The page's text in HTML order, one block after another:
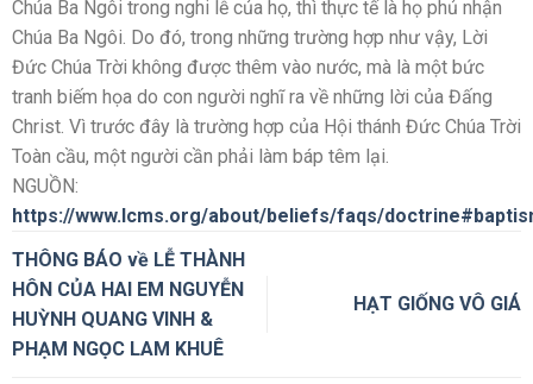
Chúa Ba Ngôi trong nghi lễ của họ, thì thực tế là họ phủ nhận
Chúa Ba Ngôi. Do đó, trong những trường hợp như vậy, Lời
Đức Chúa Trời không được thêm vào nước, mà là một bức
tranh biếm họa do con người nghĩ ra về những lời của Đấng
Christ. Vì trước đây là trường hợp của Hội thánh Đức Chúa Trời
Toàn cầu, một người cần phải làm báp têm lại.
NGUỒN:
https://www.lcms.org/about/beliefs/faqs/
THÔNG BÁO về LỄ THÀNH
HÔN CỦA HAI EM NGUYỄN
HUỲNH QUANG VINH &
PHẠM NGỌC LAM KHUÊ
HẠT GIỐNG VÔ GIÁ